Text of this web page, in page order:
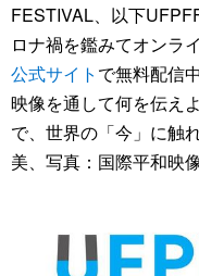
FESTIVAL、以下
ロナ禍を鑑みてオンラ
公式サイト で無料配信
映像を通して何を伝
で、世界の「今」に触
美、写真：国際平和映像